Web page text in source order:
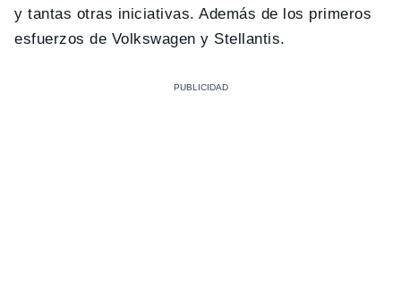
y tantas otras iniciativas. Además de los primeros
esfuerzos de Volkswagen y Stellantis.